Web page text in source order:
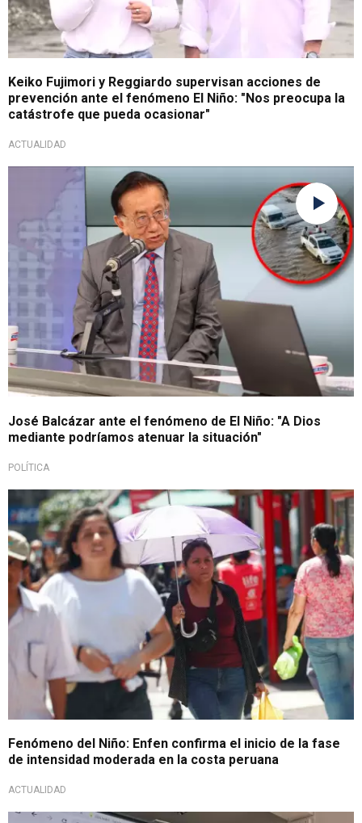
Keiko Fujimori y Reggiardo supervisan acciones de
prevención ante el fenómeno El Niño: "Nos preocupa la
catástrofe que pueda ocasionar"
ACTUALIDAD
Gestión ante desastres
José Balcázar ante el fenómeno de El Niño: "A Dios
mediante podríamos atenuar la situación"
POLÍTICA
Anomalías térmicas en el mar
Fenómeno del Niño: Enfen confirma el inicio de la fase
de intensidad moderada en la costa peruana
ACTUALIDAD